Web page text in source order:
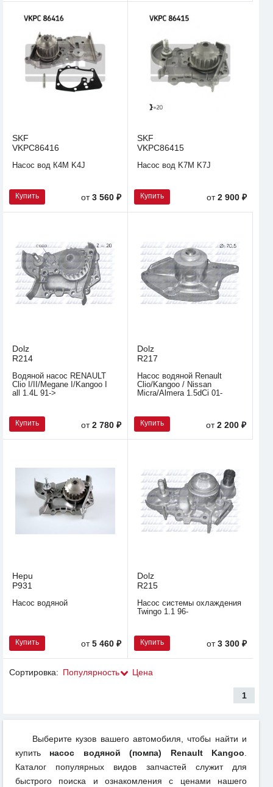
SKF
VKPC86416
Насос вод К4М K4J
Купить от3 560 ₽
SKF
VKPC86415
Насос вод K7M K7J
Купить от2 900 ₽
Dolz
R214
Водяной насос RENAULT
Clio I/II/Megane I/Kangoo I
all 1.4L 91->
Купить от2 780 ₽
Dolz
R217
Насос водяной Renault
Clio/Kangoo / Nissan
Micra/Almera 1.5dCi 01-
Купить от2 200 ₽
Hepu
P931
Насос водяной
Купить от5 460 ₽
Dolz
R215
Насос системы охлаждения
Twingo 1.1 96-
Купить от3 300 ₽
Сортировка: Популярность Цена
1
Выберите кузов вашего автомобиля, чтобы найти и
купить насос водяной (помпа) Renault Kangoo.
Каталог популярных видов запчастей служит для
быстрого поиска и ознакомления с ценами нашего